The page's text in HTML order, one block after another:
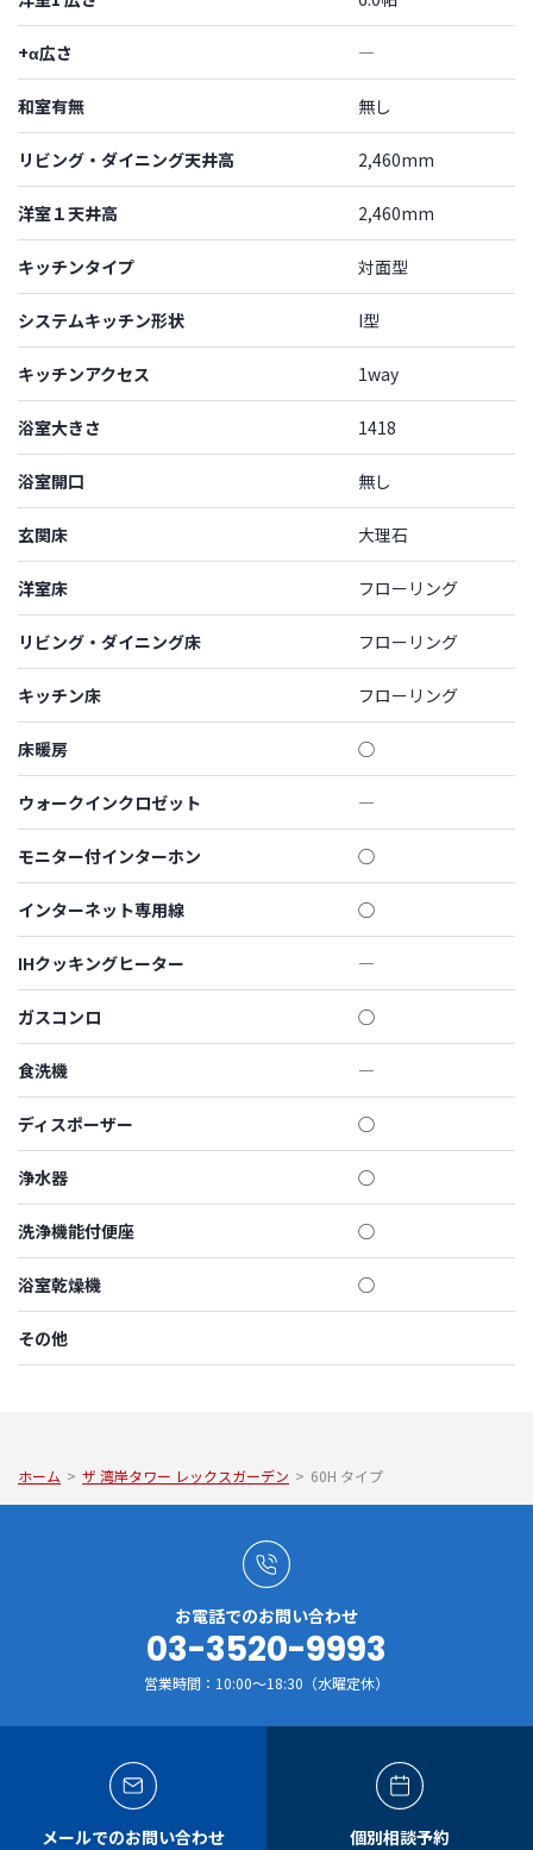
+α広さ ―
和室有無 無し
リビング・ダイニング天井高 2,460mm
洋室１天井高 2,460mm
キッチンタイプ 対面型
システムキッチン形状 I型
キッチンアクセス 1way
浴室大きさ 1418
浴室開口 無し
玄関床 大理石
洋室床 フローリング
リビング・ダイニング床 フローリング
キッチン床 フローリング
床暖房 ◯
ウォークインクロゼット ―
モニター付インターホン ◯
インターネット専用線 ◯
IHクッキングヒーター ―
ガスコンロ ◯
食洗機 ―
ディスポーザー ◯
浄水器 ◯
洗浄機能付便座 ◯
浴室乾燥機 ◯
その他
ホーム > ザ 湾岸タワー レックスガーデン > 60H タイプ
お電話でのお問い合わせ
03-3520-9993
営業時間：10:00～18:30（水曜定休）
メールでのお問い合わせ 個別相談予約